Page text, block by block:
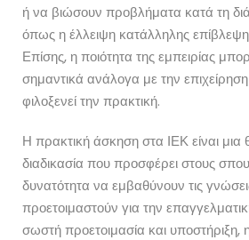
ή να βιώσουν προβλήματα κατά τη
όπως η έλλειψη κατάλληλης
Επίσης, η ποιότητα της εμπειρίας
σημαντικά ανάλογα με την
φιλοξενεί την πρακτική.
Η πρακτική άσκηση στα ΙΕΚ είναι μια
διαδικασία που προσφέρει στους
δυνατότητα να εμβαθύνουν τις
προετοιμαστούν για την
σωστή προετοιμασία και